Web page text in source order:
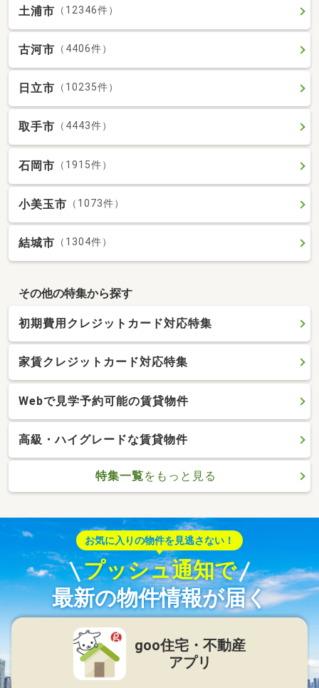
土浦市 （12346件）
古河市 （4406件）
日立市 （10235件）
取手市 （4443件）
石岡市 （1915件）
小美玉市 （1073件）
結城市 （1304件）
その他の特集から探す
初期費用クレジットカード対応特集
家賃クレジットカード対応特集
Webで見学予約可能の賃貸物件
高級・ハイグレードな賃貸物件
特集一覧をもっと見る
お気に入りの物件を見逃さない！
プッシュ通知で
最新の物件情報が届く
goo住宅・不動産
アプリ